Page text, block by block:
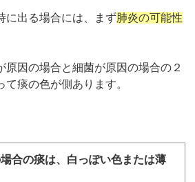
に出る場合には、まず肺炎の可能性
原因の場合と細菌が原因の場合の２
痰の色が側あります。
合の痰は、白っぽい色または薄